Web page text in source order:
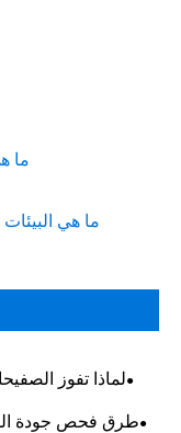
ما
ما هي البيئات
لماذا تفوز
طرق فحص جودة